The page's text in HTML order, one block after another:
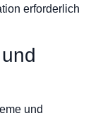
erforderlich
und